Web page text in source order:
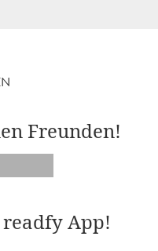
Freunden!
readfy App!